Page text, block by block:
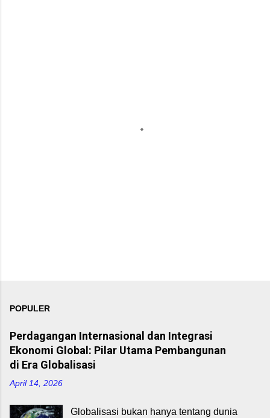
POPULER
Perdagangan Internasional dan Integrasi
Ekonomi Global: Pilar Utama Pembangunan
di Era Globalisasi
April 14, 2026
Globalisasi bukan hanya tentang dunia